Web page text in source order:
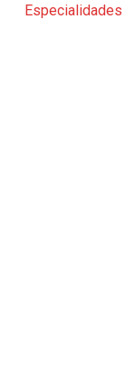
Especialidades